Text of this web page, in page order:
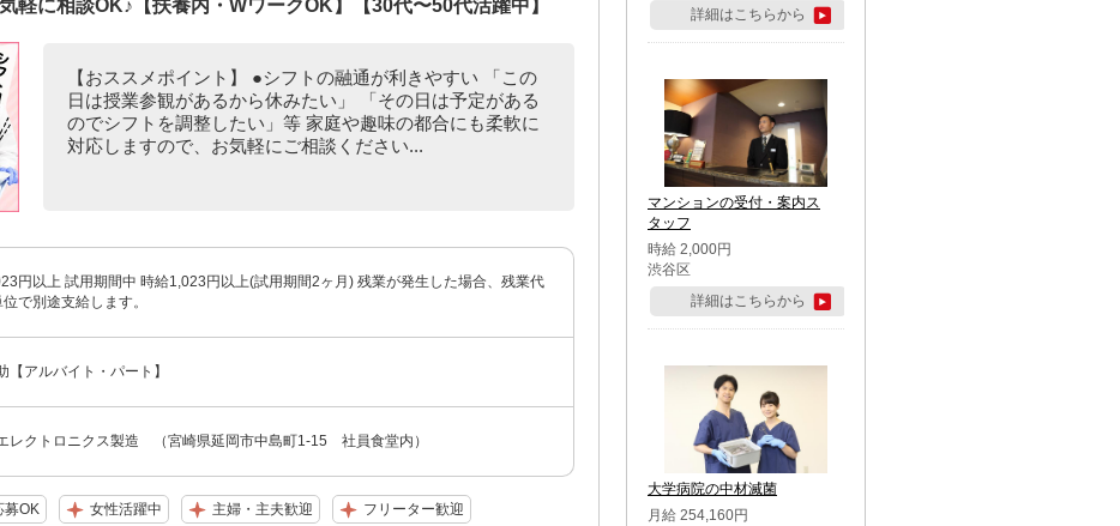
軽に相談OK♪【扶養内・WワークOK】【30代〜50代活躍中】
【おススメポイント】 ●シフトの融通が利きやすい 「この
日は授業参観があるから休みたい」 「その日は予定がある
のでシフトを調整したい」等 家庭や趣味の都合にも柔軟に
対応しますので、お気軽にご相談ください...
円以上 試用期間中 時給1,023円以上(試用期間2ヶ月) 残業が発生した場合、残業代
で別途支給します。
【アルバイト・パート】
レクトロニクス製造 （宮崎県延岡市中島町1-15 社員食堂内）
募OK 女性活躍中 主婦・主夫歓迎 フリーター歓迎
詳細はこちらから
マンションの受付・案内ス
タッフ
時給 2,000円
渋谷区
詳細はこちらから
大学病院の中材滅菌
月給 254,160円